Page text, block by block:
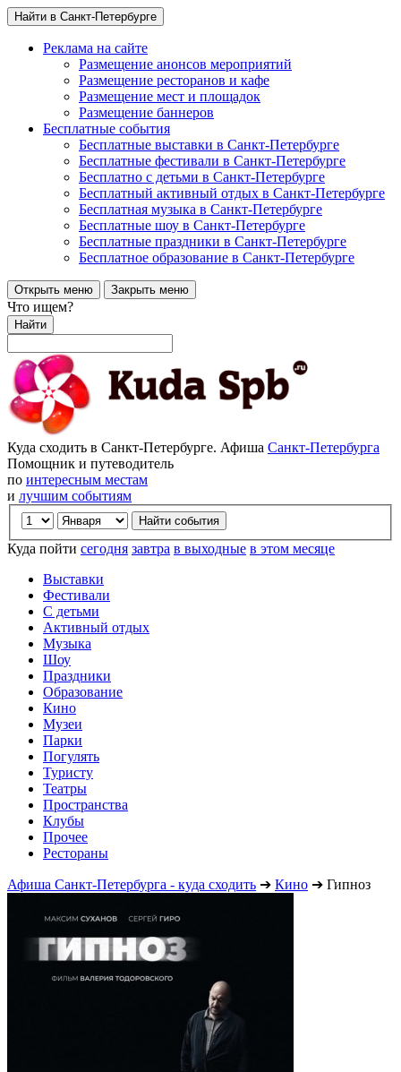
Найти в Санкт-Петербурге
Реклама на сайте
Размещение анонсов мероприятий
Размещение ресторанов и кафе
Размещение мест и площадок
Размещение баннеров
Бесплатные события
Бесплатные выставки в Санкт-Петербурге
Бесплатные фестивали в Санкт-Петербурге
Бесплатно с детьми в Санкт-Петербурге
Бесплатный активный отдых в Санкт-Петербурге
Бесплатная музыка в Санкт-Петербурге
Бесплатные шоу в Санкт-Петербурге
Бесплатные праздники в Санкт-Петербурге
Бесплатное образование в Санкт-Петербурге
Открыть меню Закрыть меню
Что ищем?
Найти
Куда сходить в Санкт-Петербурге. Афиша Санкт-Петербурга
Помощник и путеводитель
по интересным местам
и лучшим событиям
Куда пойти сегодня завтра в выходные в этом месяце
Выставки
Фестивали
С детьми
Активный отдых
Музыка
Шоу
Праздники
Образование
Кино
Музеи
Парки
Погулять
Туристу
Театры
Пространства
Клубы
Прочее
Рестораны
Афиша Санкт-Петербурга - куда сходить ➔ Кино ➔ Гипноз